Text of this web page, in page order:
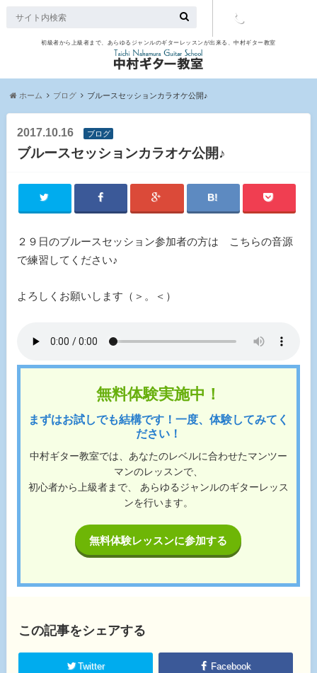
初級者から上級者まで、あらゆるジャンルのギターレッスンが出来る、中村ギター教室
ホーム ブログ ブルースセッションカラオケ公開♪
2017.10.16 ブログ
ブルースセッションカラオケ公開♪
２９日のブルースセッション参加者の方は こちらの音源
で練習してください♪
よろしくお願いします（＞。＜）
無料体験実施中！
まずはお試しでも結構です！一度、体験してみてく
ださい！
中村ギター教室では、あなたのレベルに合わせたマンツー
マンのレッスンで、
初心者から上級者まで、 あらゆるジャンルのギターレッス
ンを行います。
無料体験レッスンに参加する
この記事をシェアする
Twitter Facebook